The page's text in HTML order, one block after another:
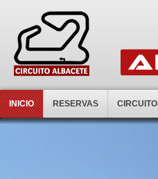
INICIO RESERVAS CIRCUITO